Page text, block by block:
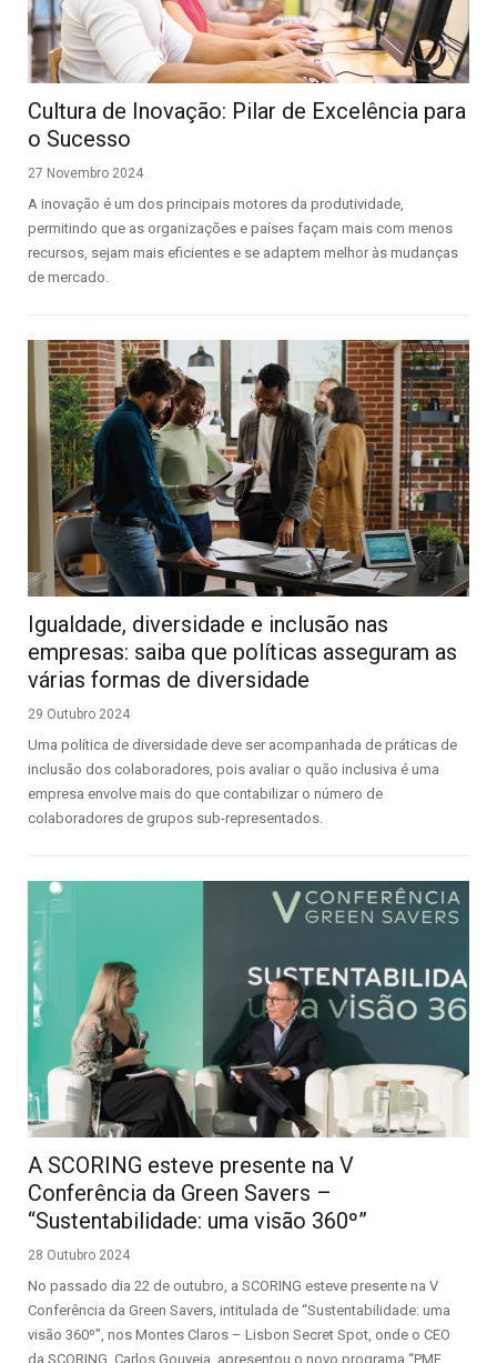
Cultura de Inovação: Pilar de Excelência para
o Sucesso
27 Novembro 2024
A inovação é um dos principais motores da produtividade,
permitindo que as organizações e países façam mais com menos
recursos, sejam mais eficientes e se adaptem melhor às mudanças
de mercado.
Igualdade, diversidade e inclusão nas
empresas: saiba que políticas asseguram as
várias formas de diversidade
29 Outubro 2024
Uma política de diversidade deve ser acompanhada de práticas de
inclusão dos colaboradores, pois avaliar o quão inclusiva é uma
empresa envolve mais do que contabilizar o número de
colaboradores de grupos sub-representados.
A SCORING esteve presente na V
Conferência da Green Savers –
“Sustentabilidade: uma visão 360º”
28 Outubro 2024
No passado dia 22 de outubro, a SCORING esteve presente na V
Conferência da Green Savers, intitulada de “Sustentabilidade: uma
visão 360º”, nos Montes Claros – Lisbon Secret Spot, onde o CEO
da SCORING, Carlos Gouveia, apresentou o novo programa “PME